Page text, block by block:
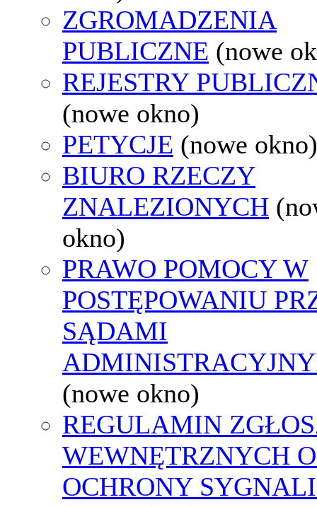
ZGROMADZENIA
PUBLICZNE (nowe
REJESTRY
(nowe okno)
PETYCJE (nowe okno)
BIURO RZECZY
ZNALEZIONYCH
okno)
PRAWO POMOCY W
POSTĘPOWANIU
SĄDAMI
(nowe okno)
REGULAMIN
WEWNĘTRZNYCH
OCHRONY